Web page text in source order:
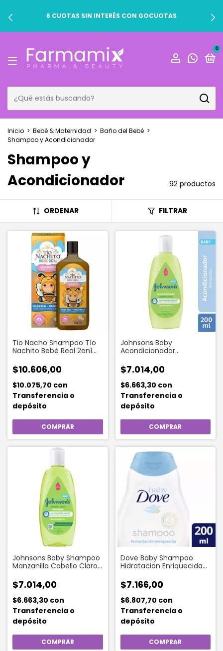
6 CUOTAS SIN INTERÉS CON GOCUOTAS
0
Inicio > Bebé & Maternidad > Baño del Bebé >
Shampoo y Acondicionador
Shampoo y
Acondicionador
92 productos
ORDENAR FILTRAR
Tio Nacho Shampoo Tío
Nachito Bebé Real 2en1
$10.606,00
$10.075,70 con
Transferencia o
depósito
Johnsons Baby
Acondicionador
$7.014,00
$6.663,30 con
Transferencia o
depósito
Johnsons Baby Shampoo
Manzanilla Cabello Claro
$7.014,00
$6.663,30 con
Transferencia o
depósito
Dove Baby Shampoo
Hidratacion Enriquecida
$7.166,00
$6.807,70 con
Transferencia o
depósito